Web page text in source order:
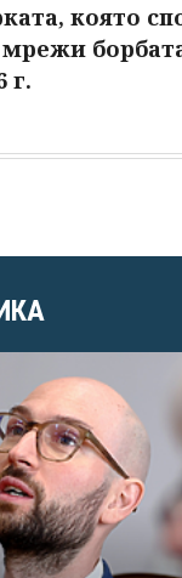
която
г.